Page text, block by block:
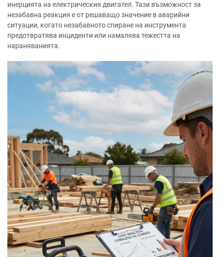
инерцията на електрическия двигател. Тази възможност за
незабавна реакция е от решаващо значение в аварийни
ситуации, когато незабавното спиране на инструмента
предотвратява инциденти или намалява тежестта на
нараняванията.